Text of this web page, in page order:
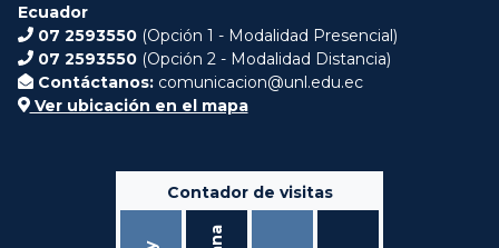
Ecuador
07 2593550 (Opción 1 - Modalidad Presencial)
07 2593550 (Opción 2 - Modalidad Distancia)
Contáctanos: comunicacion@unl.edu.ec
Ver ubicación en el mapa
Contador de visitas